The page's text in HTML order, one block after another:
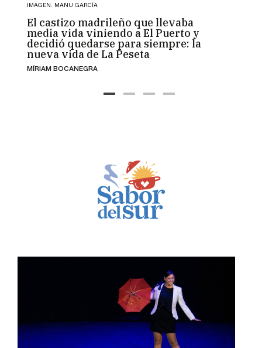
IMAGEN: MANU GARCÍA
El castizo madrileño que llevaba
media vida viniendo a El Puerto y
decidió quedarse para siempre: la
nueva vida de La Peseta
MÍRIAM BOCANEGRA